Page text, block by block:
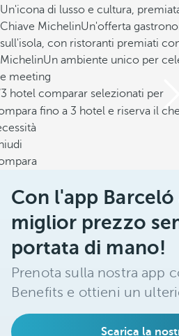
Un'icona di lusso e cultura,
Chiave MichelinUn'offerta
sull'isola, con ristoranti premiati
MichelinUn ambiente unico per
e meeting
hotel comparar selezionati per
fino a 3 hotel e riserva il
Con l'app Barceló
miglior prezzo
portata di mano!
Prenota sulla nostra app
Benefits e ottieni un
Scarica la